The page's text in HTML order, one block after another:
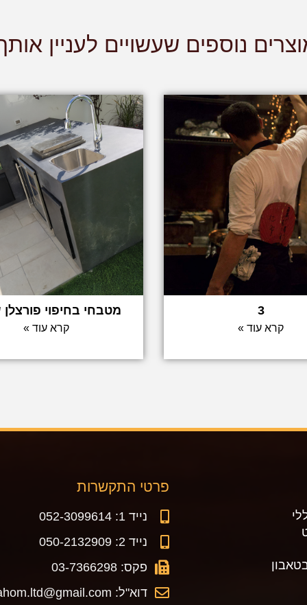
נוספים שעשויים לעניין
3
קרא עוד »
מטבחי בחיפוי
קרא עוד »
פרטי התקשרות
נייד 1: 052-3099614
נייד 2: 050-2132909
פקס: 03-7366298
דוא"ל: makorhahom.ltd@gmail.com